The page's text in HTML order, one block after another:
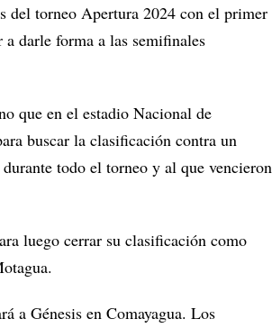
del torneo Apertura 2024 con el primer
darle forma a las semifinales
que en el estadio Nacional de
buscar la clasificación contra un
todo el torneo y al que vencieron
luego cerrar su clasificación como
a Génesis en Comayagua. Los